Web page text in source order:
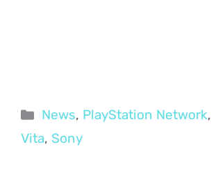
Categorie
News, PlayStation Network,
Vita, Sony